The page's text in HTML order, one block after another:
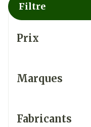
Filtre
Prix
Marques
Fabricants